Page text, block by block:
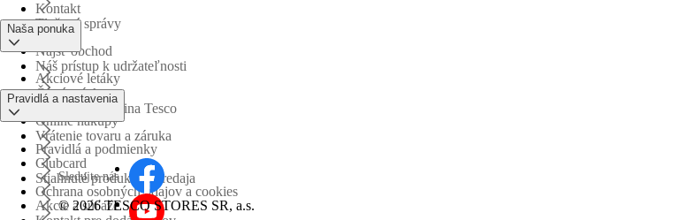
Tlačové správy
Náš prístup k udržateľnosti
Obchodná skupina Tesco
Kontakt
Nájsť obchod
Časté otázky
Vrátenie tovaru a záruka
Stiahnuté produkty z predaja
Naša ponuka
Akciové letáky
Online nákupy
Clubcard
Akcie a súťaže
Pravidlá a nastavenia
Pravidlá a podmienky
Ochrana osobných údajov a cookies
Sledujte nás
© 2026 TESCO STORES SR, a.s.